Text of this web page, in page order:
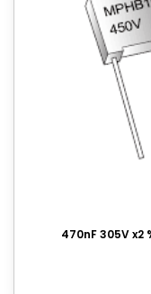
470nF 305V x2